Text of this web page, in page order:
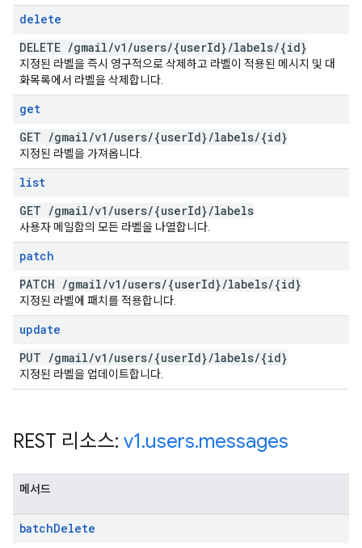
delete
DELETE /gmail/v1 /users/{userId}/labels/{id}
지정된 라벨을 즉시 영구적으로 삭제하고 라벨이 적용된 메시지 및 대
화목록에서 라벨을 삭제합니다.
get
GET /gmail/v1 /users/{userId}/labels/{id}
지정된 라벨을 가져옵니다.
list
GET /gmail/v1 /users/{userId}/labels
사용자 메일함의 모든 라벨을 나열합니다.
patch
PATCH /gmail/v1 /users/{userId}/labels/{id}
지정된 라벨에 패치를 적용합니다.
update
PUT /gmail/v1 /users/{userId}/labels/{id}
지정된 라벨을 업데이트합니다.
REST 리소스: v1.users.messages
메서드
batchDelete